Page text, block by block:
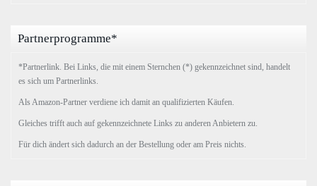
Partnerprogramme*
*Partnerlink. Bei Links, die mit einem Sternchen (*) gekennzeichnet sind, handelt
es sich um Partnerlinks.
Als Amazon-Partner verdiene ich damit an qualifizierten Käufen.
Gleiches trifft auch auf gekennzeichnete Links zu anderen Anbietern zu.
Für dich ändert sich dadurch an der Bestellung oder am Preis nichts.